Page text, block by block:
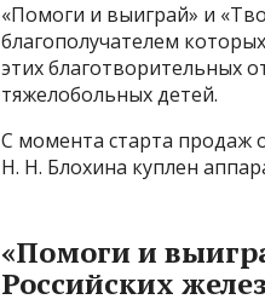
«Помоги и выиграй» и
благополучателем
этих благотворительных
тяжелобольных детей.
С момента старта продаж
Н. Н. Блохина куплен
«Помоги и
Российских